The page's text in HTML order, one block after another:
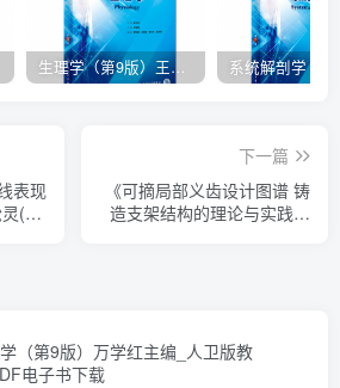
生理学（第9版）王庭槐主编_人卫版教材.PDF电子书下载
表现
(主
下一篇
《可摘局部义齿设计图谱 铸
造支架结构的理论与实践》
（第9版）万学红主编_人卫版教
电子书下载